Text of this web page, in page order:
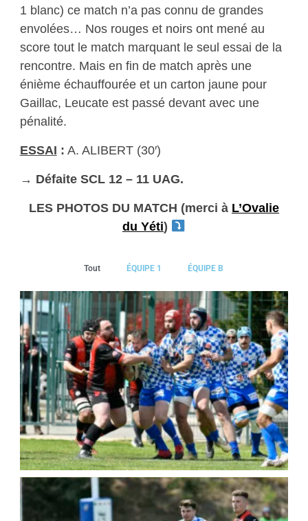
1 blanc) ce match n’a pas connu de grandes
envolées… Nos rouges et noirs ont mené au
score tout le match marquant le seul essai de la
rencontre. Mais en fin de match après une
énième échauffourée et un carton jaune pour
Gaillac, Leucate est passé devant avec une
pénalité.
ESSAI : A. ALIBERT (30′)
→ Défaite SCL 12 – 11 UAG.
LES PHOTOS DU MATCH (merci à L’Ovalie
du Yéti)
Tout ÉQUIPE 1 ÉQUIPE B